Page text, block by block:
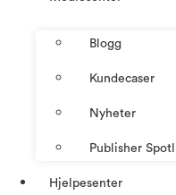
Blogg
Kundecaser
Nyheter
Publisher
Hjelpesenter